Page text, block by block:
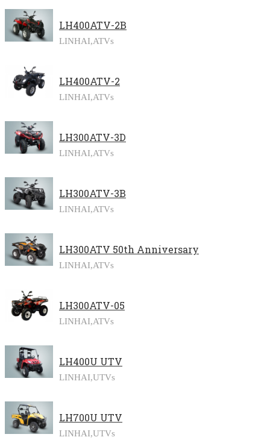
LH400ATV-2B
LINHAI,ATVs
LH400ATV-2
LINHAI,ATVs
LH300ATV-3D
LINHAI,ATVs
LH300ATV-3B
LINHAI,ATVs
LH300ATV 50th Anniversary
LINHAI,ATVs
LH300ATV-05
LINHAI,ATVs
LH400U UTV
LINHAI,UTVs
LH700U UTV
LINHAI,UTVs